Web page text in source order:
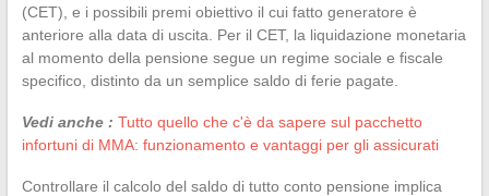
(CET), e i possibili premi obiettivo il cui fatto generatore è
anteriore alla data di uscita. Per il CET, la liquidazione monetaria
al momento della pensione segue un regime sociale e fiscale
specifico, distinto da un semplice saldo di ferie pagate.
Vedi anche : Tutto quello che c'è da sapere sul pacchetto
infortuni di MMA: funzionamento e vantaggi per gli assicurati
Controllare il calcolo del saldo di tutto conto pensione implica